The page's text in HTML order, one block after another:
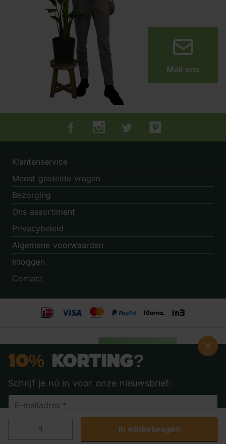
In winkelwagen
Mail ons
Tuincentrum.nl op Facebook
Tuincentrum.nl op Instagram
Tuincentrum.nl op Twitter
Tuincentrum.nl op
Klantenservice
Meest gestelde vragen
Bezorging
Ons assortiment
Privacybeleid
Algemene voorwaarden
Inloggen
Contact
Beoordeling:
© 2014 - 2026 - Tuincentrum.nl B.V.
10% Korting?
Schrijf je nú in voor onze nieuwsbrief:
Ja, ik wil 10% korting